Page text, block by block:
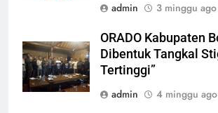
admin
3 minggu ago
ORADO Kabupaten
Dibentuk Tangkal
Tertinggi”
admin
4 minggu ago